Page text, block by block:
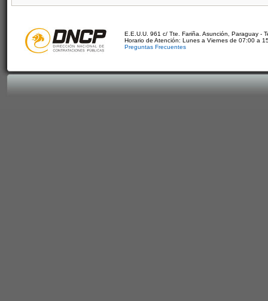
E.E.U.U. 961 c/ Tte. Fariña. Asunción, Paraguay -
Horario de Atención: Lunes a Viernes de 07:00 a
Preguntas Frecuentes